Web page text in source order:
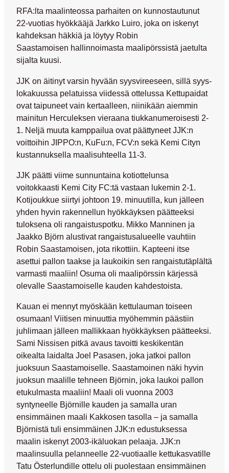
RFA:lta maalinteossa parhaiten on kunnostautunut
22-vuotias hyökkääjä Jarkko Luiro, joka on iskenyt
kahdeksan häkkiä ja löytyy Robin
Saastamoisen hallinnoimasta maalipörssistä jaetulta
sijalta kuusi.
JJK on äitinyt varsin hyvään syysvireeseen, sillä syys-
lokakuussa pelatuissa viidessä ottelussa Kettupaidat
ovat taipuneet vain kertaalleen, niinikään aiemmin
mainitun Herculeksen vieraana tiukkanumeroisesti 2-
1. Neljä muuta kamppailua ovat päättyneet JJK:n
voittoihin JIPPO:n, KuFu:n, FCV:n sekä Kemi Cityn
kustannuksella maalisuhteella 11-3.
JJK päätti viime sunnuntaina kotiottelunsa
voitokkaasti Kemi City FC:tä vastaan lukemin 2-1.
Kotijoukkue siirtyi johtoon 19. minuutilla, kun jälleen
yhden hyvin rakennellun hyökkäyksen päätteeksi
tuloksena oli rangaistuspotku. Mikko Manninen ja
Jaakko Björn alustivat rangaistusalueelle vauhtiin
Robin Saastamoisen, jota rikottiin. Kapteeni itse
asettui pallon taakse ja laukoikin sen rangaistutäplältä
varmasti maaliin! Osuma oli maalipörssin kärjessä
olevalle Saastamoiselle kauden kahdestoista.
Kauan ei mennyt myöskään kettulauman toiseen
osumaan! Viitisen minuuttia myöhemmin päästiin
juhlimaan jälleen mallikkaan hyökkäyksen päätteeksi.
Sami Nissisen pitkä avaus tavoitti keskikentän
oikealta laidalta Joel Pasasen, joka jatkoi pallon
juoksuun Saastamoiselle. Saastamoinen näki hyvin
juoksun maalille tehneen Björnin, joka laukoi pallon
etukulmasta maaliin! Maali oli vuonna 2003
syntyneelle Björnille kauden ja samalla uran
ensimmäinen maali Kakkosen tasolla – ja samalla
Björnistä tuli ensimmäinen JJK:n edustuksessa
maalin iskenyt 2003-ikäluokan pelaaja. JJK:n
maalinsuulla pelanneelle 22-vuotiaalle kettukasvatille
Tatu Österlundille ottelu oli puolestaan ensimmäinen